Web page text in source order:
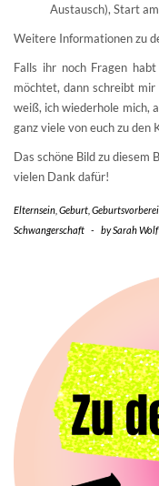
Austausch), Start
Weitere Informationen zu
Falls ihr noch Fragen
möchtet, dann schreibt mir
weiß, ich wiederhole mich,
ganz viele von euch zu den
Das schöne Bild zu diesem
vielen Dank dafür!
Elternsein Geburt
Schwangerschaft - bySarah Wolf